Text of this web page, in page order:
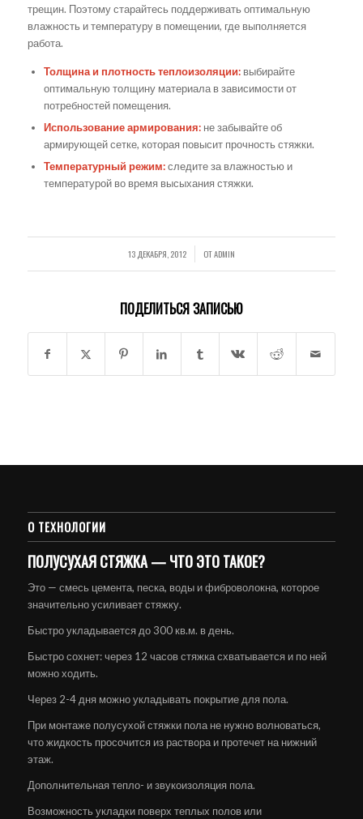
трещин. Поэтому старайтесь поддерживать оптимальную
влажность и температуру в помещении, где выполняется
работа.
Толщина и плотность теплоизоляции:выбирайте
оптимальную толщину материала в зависимости от
потребностей помещения.
Использование армирования:не забывайте об
армирующей сетке, которая повысит прочность стяжки.
Температурный режим:следите за влажностью и
температурой во время высыхания стяжки.
13 ДЕКАБРЯ, 2012
/ ОТADMIN
ПОДЕЛИТЬСЯ ЗАПИСЬЮ
О ТЕХНОЛОГИИ
ПОЛУСУХАЯ СТЯЖКА — ЧТО ЭТО ТАКОЕ?
Это — смесь цемента, песка, воды и фиброволокна, которое
значительно усиливает стяжку.
Быстро укладывается до 300 кв.м. в день.
Быстро сохнет: через 12 часов стяжка схватывается и по ней
можно ходить.
Через 2-4 дня можно укладывать покрытие для пола.
При монтаже полусухой стяжки пола не нужно волноваться,
что жидкость просочится из раствора и протечет на нижний
этаж.
Дополнительная тепло- и звукоизоляция пола.
Возможность укладки поверх теплых полов или